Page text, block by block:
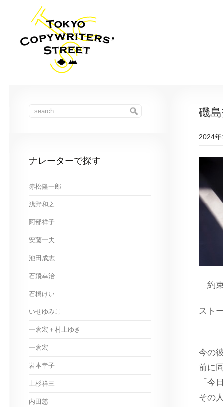
磯
2024
「約
スト
今の
前に
「今
その
ナレーターで探す
赤松隆一郎
浅野和之
阿部祥子
安藤一夫
池田成志
石飛幸治
石橋けい
いせゆみこ
一倉宏＋村上ゆき
一倉宏
岩本幸子
上杉祥三
内田慈